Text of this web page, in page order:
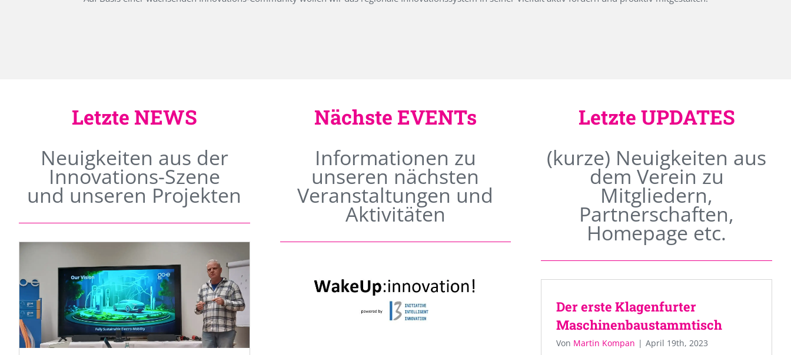
Letzte NEWS
Neuigkeiten aus der
Innovations-Szene
und unseren Projekten
Nächste EVENTs
Informationen zu
unseren nächsten
Veranstaltungen und
Aktivitäten
Letzte UPDATES
(kurze) Neuigkeiten aus
dem Verein zu
Mitgliedern,
Partnerschaften,
Homepage etc.
Der erste Klagenfurter
Maschinenbaustammtisch
Von Martin Kompan | April 19th, 2023